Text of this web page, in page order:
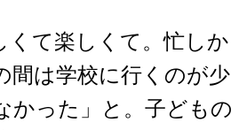
て楽しくて。忙しか
間は学校に行くのが少
かった」と。子どもの